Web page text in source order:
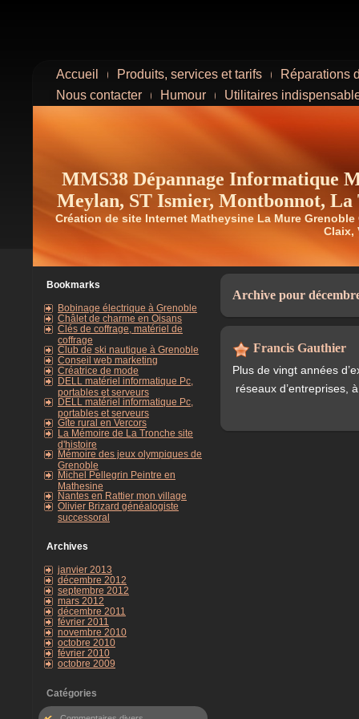
Accueil Produits, services et tarifs
Réparations
Nous contacter
Humour Utilitaires
MMS38 Dépannage Informatique
Meylan, ST Ismier, Montbonnot,
Création de site Internet Matheysine La Mure
Claix,
Bookmarks
Bobinage électrique à Grenoble
Châlet de charme en Oisans
Clés de coffrage, matériel de
coffrage
Club de ski nautique à Grenoble
Conseil web marketing
Créatrice de mode
DELL matériel informatique Pc,
portables et serveurs
DELL matériel informatique Pc,
portables et serveurs
Gîte rural en Vercors
La Mémoire de La Tronche site
d'histoire
Mémoire des jeux olympiques de
Grenoble
Michel Pellegrin Peintre en
Mathesine
Nantes en Rattier mon village
Olivier Brizard généalogiste
successoral
Archives
janvier 2013
décembre 2012
septembre 2012
mars 2012
décembre 2011
février 2011
novembre 2010
octobre 2010
février 2010
octobre 2009
Catégories
Archive pour
Francis Gauthier
Plus de vingt années
réseaux d’entreprises,